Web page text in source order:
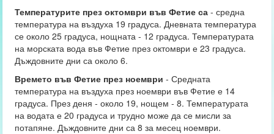
Температурите през октомври във Фетие са - средна
температура на въздуха 19 градуса. Дневната температура
се около 25 градуса, нощната - 12 градуса. Температурата
на морската вода във Фетие през октомври е 23 градуса.
Дъждовните дни са около 6.
Времето във Фетие през ноември - Средната
температура на въздуха през ноември във Фетие е 14
градуса. През деня - около 19, нощем - 8. Температурата
на водата е 20 градуса и трудно може да се мисли за
потапяне. Дъждовните дни са 8 за месец ноември.